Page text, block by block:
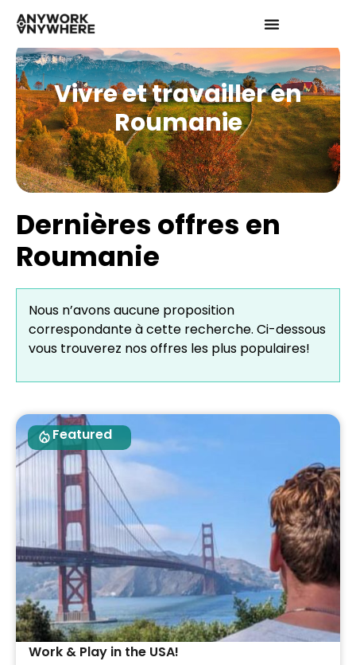
Vivre et travailler en
Roumanie
Dernières offres en
Roumanie
Nous n’avons aucune proposition
correspondante à cette recherche. Ci-dessous
vous trouverez nos offres les plus populaires!
Featured
Work & Play in the USA!